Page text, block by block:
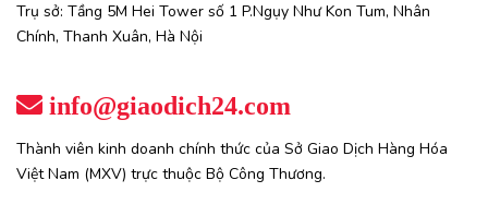
Trụ sở: Tầng 5M Hei Tower số 1 P.Ngụy Như Kon Tum, Nhân
Chính, Thanh Xuân, Hà Nội
info@giaodich24.com
Thành viên kinh doanh chính thức của Sở Giao Dịch Hàng Hóa
Việt Nam (MXV) trực thuộc Bộ Công Thương.